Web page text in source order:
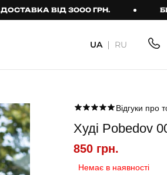
ВІД 3000 ГРН.
шорти
Шорти
UA RU
Відгуки про
Худі Pobedov
850 грн.
Немає в наявності